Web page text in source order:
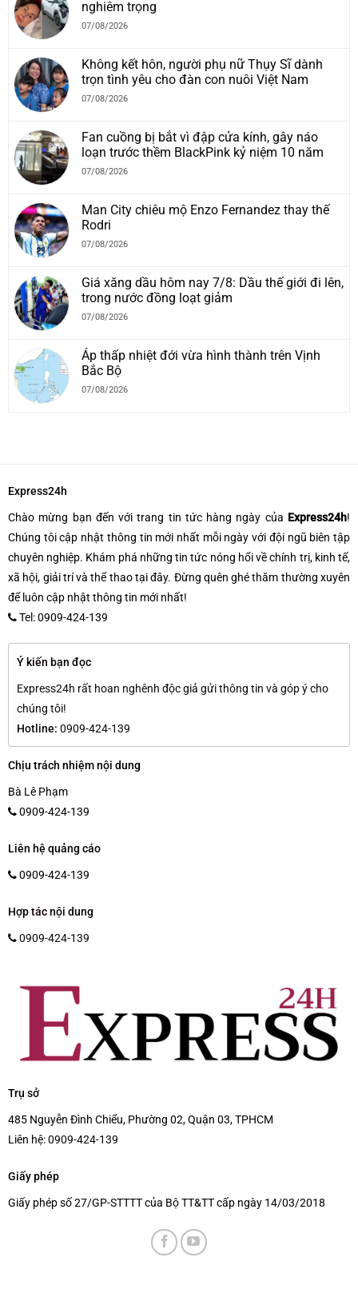
nghiêm trọng
07/08/2026
Không kết hôn, người phụ nữ Thụy Sĩ dành
trọn tình yêu cho đàn con nuôi Việt Nam
07/08/2026
Fan cuồng bị bắt vì đập cửa kính, gây náo
loạn trước thềm BlackPink kỷ niệm 10 năm
07/08/2026
Man City chiêu mộ Enzo Fernandez thay thế
Rodri
07/08/2026
Giá xăng dầu hôm nay 7/8: Dầu thế giới đi lên,
trong nước đồng loạt giảm
07/08/2026
Áp thấp nhiệt đới vừa hình thành trên Vịnh
Bắc Bộ
07/08/2026
Express24h
Chào mừng bạn đến với trang tin tức hàng ngày của Express24h!
Chúng tôi cập nhật thông tin mới nhất mỗi ngày với đội ngũ biên tập
chuyên nghiệp. Khám phá những tin tức nóng hổi về chính trị, kinh tế,
xã hội, giải trí và thể thao tại đây. Đừng quên ghé thăm thường xuyên
để luôn cập nhật thông tin mới nhất!
Tel: 0909-424-139
Ý kiến bạn đọc
Express24h rất hoan nghênh độc giả gửi thông tin và góp ý cho
chúng tôi!
Hotline: 0909-424-139
Chịu trách nhiệm nội dung
Bà Lê Phạm
0909-424-139
Liên hệ quảng cáo
0909-424-139
Hợp tác nội dung
0909-424-139
Trụ sở
485 Nguyễn Đình Chiểu, Phường 02, Quận 03, TPHCM
Liên hệ:0909-424-139
Giấy phép
Giấy phép số 27/GP-STTTT của Bộ TT&TT cấp ngày 14/03/2018